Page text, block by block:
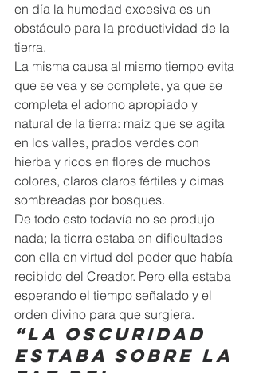
en día la humedad excesiva es un
obstáculo para la productividad de la
tierra.
La misma causa al mismo tiempo evita
que se vea y se complete, ya que se
completa el adorno apropiado y
natural de la tierra: maíz que se agita
en los valles, prados verdes con
hierba y ricos en flores de muchos
colores, claros claros fértiles y cimas
sombreadas por bosques.
De todo esto todavía no se produjo
nada; la tierra estaba en dificultades
con ella en virtud del poder que había
recibido del Creador. Pero ella estaba
esperando el tiempo señalado y el
orden divino para que surgiera.
“La oscuridad
estaba sobre la